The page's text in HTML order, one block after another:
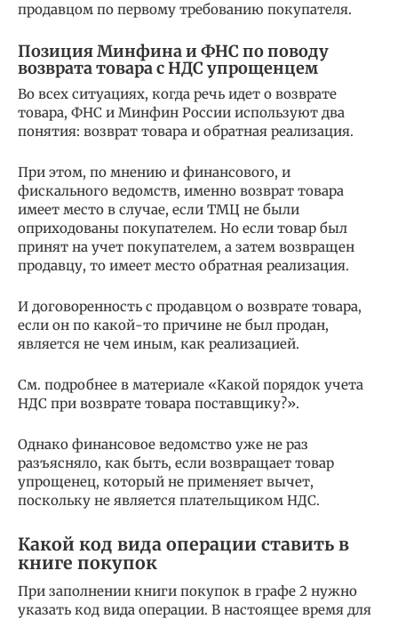
продавцом по первому требованию покупателя.
Позиция Минфина и ФНС по поводу
возврата товара с НДС упрощенцем
Во всех ситуациях, когда речь идет о возврате
товара, ФНС и Минфин России используют два
понятия: возврат товара и обратная реализация.
При этом, по мнению и финансового, и
фискального ведомств, именно возврат товара
имеет место в случае, если ТМЦ не были
оприходованы покупателем. Но если товар был
принят на учет покупателем, а затем возвращен
продавцу, то имеет место обратная реализация.
И договоренность с продавцом о возврате товара,
если он по какой-то причине не был продан,
является не чем иным, как реализацией.
См. подробнее в материале «Какой порядок учета
НДС при возврате товара поставщику?».
Однако финансовое ведомство уже не раз
разъясняло, как быть, если возвращает товар
упрощенец, который не применяет вычет,
поскольку не является плательщиком НДС.
Какой код вида операции ставить в
книге покупок
При заполнении книги покупок в графе 2 нужно
указать код вида операции. В настоящее время для